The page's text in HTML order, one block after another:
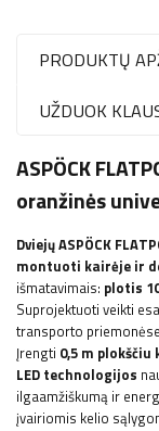
PRODUKTŲ
UŽDUOK
ASPÖCK
oranžinės
Dviejų ASPÖCK
montuoti kairėje ir
išmatavimais: plotis
Suprojektuoti veikti
transporto
Įrengti 0,5 m plokščiu
LED technologijos
ilgaamžiškumą ir
įvairiomis kelio